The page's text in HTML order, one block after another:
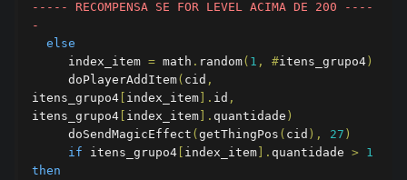
----- RECOMPENSA SE FOR LEVEL ACIMA DE 200 ----
-
else
     index_item
= math . random( 1 , #itens_grupo4 )
     doPlayerAddItem
( cid ,
itens_grupo4 index_item ]. id ,
itens_grupo4 index_item ]. quantidade )
     doSendMagicEffect
( getThingPos ( cid ), 27 )
if itens_grupo4 index_item ]. quantidade >
1
then